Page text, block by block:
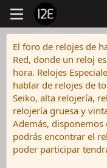
El foro de relojes de
Red, donde un reloj
hora. Relojes
hablar de relojes de
Seiko, alta relojería,
relojería gruesa y
Además,
podrás encontrar el
poder participar